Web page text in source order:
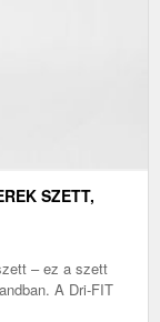
SZETT,
– ez a szett
A Dri-FIT